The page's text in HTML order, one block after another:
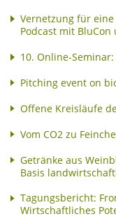
Vernetzung für
Podcast mit BluCon
10. Online-
Pitching event on
Offene Kreisläufe
Vom CO2 zu
Getränke aus
Basis
Tagungsbericht:
Wirtschaftliches